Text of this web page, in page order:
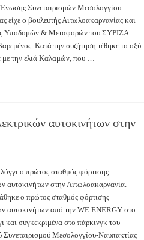
Συνεταιρισμών Μεσολογγίου-
είχε ο βουλευτής Αιτωλοακαρνανίας και
Υποδομών & Μεταφορών του ΣΥΡΙΖΑ
Κατά την συζήτηση τέθηκε το οξύ
με την ελιά Καλαμών, που …
αυτοκινήτων στην
ο πρώτος σταθμός φόρτισης
αυτοκινήτων στην Αιτωλοακαρνανία.
ο πρώτος σταθμός φόρτισης
αυτοκινήτων από την WE ENERGY στο
και συγκεκριμένα στο πάρκινγκ του
Συνεταιρισμού Μεσολογγίου-Ναυπακτίας